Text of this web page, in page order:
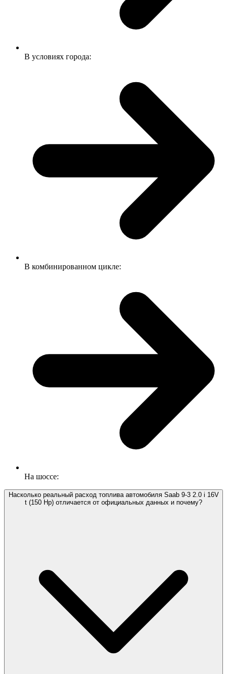
В условиях города:
В комбинированном цикле:
На шоссе:
Насколько реальный расход топлива автомобиля Saab 9-3 2.0 i 16V
t (150 Hp) отличается от официальных данных и почему?